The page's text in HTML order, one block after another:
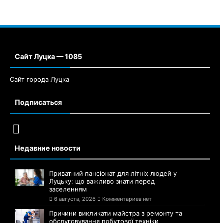
Сайт Луцка — 1085
Сайт города Луцка
Подписаться
Недавние новости
Приватний пансіонат для літніх людей у
Луцьку: що важливо знати перед
заселенням
6 августа, 2026 Комментариев нет
Причини викликати майстра з ремонту та
обслуговування побутової техніки